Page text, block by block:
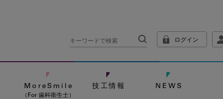
ログイン
MoreSmile
（For 歯科衛生士）
技工情報 NEWS